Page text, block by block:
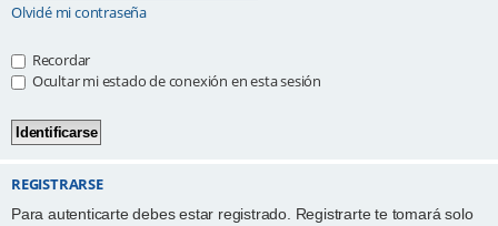
Olvidé mi contraseña
Recordar
Ocultar mi estado de conexión en esta sesión
REGISTRARSE
Para autenticarte debes estar registrado. Registrarte te tomará solo